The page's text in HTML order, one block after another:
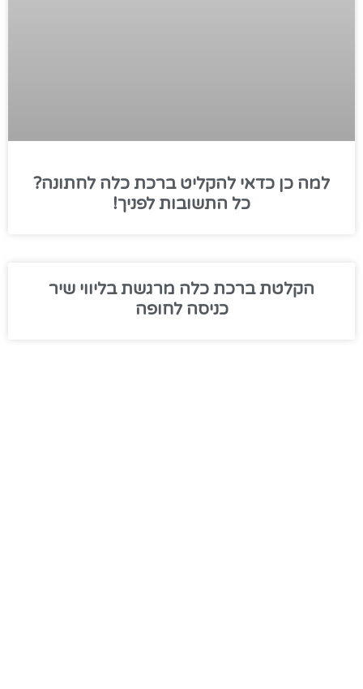
למה כן כדאי להקליט ברכת כלה לחתונה?
כל התשובות לפניך!
הקלטת ברכת כלה מרגשת בליווי שיר
כניסה לחופה